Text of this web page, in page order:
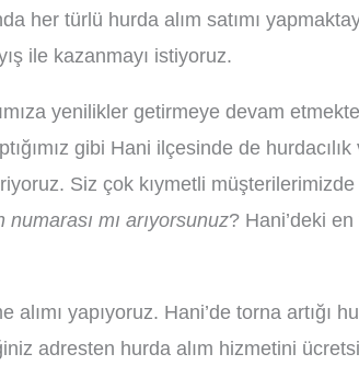
her türlü hurda alım satımı
ile kazanmayı istiyoruz.
yenilikler getirmeye devam
gibi Hani ilçesinde de
Siz çok kıymetli
mı arıyorsunuz? Hani’deki
yapıyoruz. Hani’de torna artığı
adresten hurda alım hizmetini